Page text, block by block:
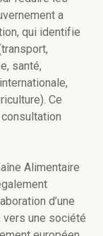
a
qui identifie
santé,
Ce
Alimentaire
d’une
vers une société